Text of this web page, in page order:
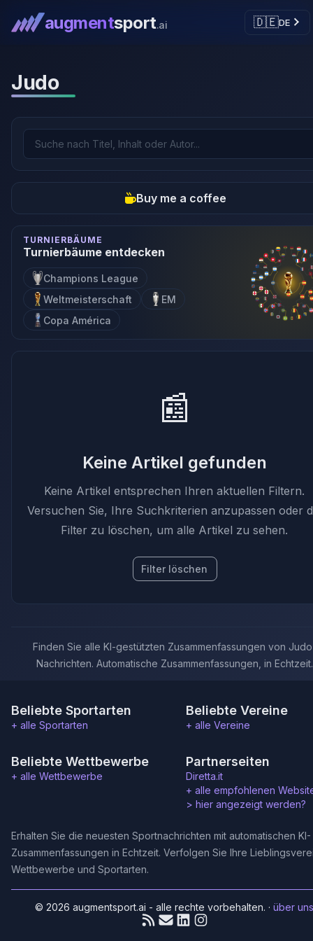
augmentsport.ai 🇩🇪DE
Judo
Buy me a coffee
TURNIERBÄUME
Turnierbäume entdecken
Champions League
Weltmeisterschaft
EM
Copa América
📰
Keine Artikel gefunden
Keine Artikel entsprechen Ihren aktuellen Filtern.
Versuchen Sie, Ihre Suchkriterien anzupassen oder
Filter zu löschen, um alle Artikel zu sehen.
Filter löschen
Finden Sie alle KI-gestützten Zusammenfassungen von
Nachrichten. Automatische Zusammenfassungen, in Echtzeit.
Beliebte Sportarten
+ alle Sportarten
Beliebte Vereine
+ alle Vereine
Beliebte Wettbewerbe
+ alle Wettbewerbe
Partnerseiten
Diretta.it
+ alle empfohlenen
> hier angezeigt werden?
Erhalten Sie die neuesten Sportnachrichten mit automatischen KI-
Zusammenfassungen in Echtzeit. Verfolgen Sie Ihre
Wettbewerbe und Sportarten.
© 2026 augmentsport.ai - alle rechte vorbehalten. ·über